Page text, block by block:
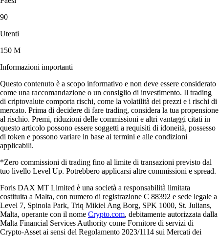
90
Utenti
150 M
Informazioni importanti
Questo contenuto è a scopo informativo e non deve essere considerato
come una raccomandazione o un consiglio di investimento. Il trading
di criptovalute comporta rischi, come la volatilità dei prezzi e i rischi di
mercato. Prima di decidere di fare trading, considera la tua propensione
al rischio. Premi, riduzioni delle commissioni e altri vantaggi citati in
questo articolo possono essere soggetti a requisiti di idoneità, possesso
di token e possono variare in base ai termini e alle condizioni
applicabili.
*Zero commissioni di trading fino al limite di transazioni previsto dal
tuo livello Level Up. Potrebbero applicarsi altre commissioni e spread.
Foris DAX MT Limited è una società a responsabilità limitata
costituita a Malta, con numero di registrazione C 88392 e sede legale a
Level 7, Spinola Park, Triq Mikiel Ang Borg, SPK 1000, St. Julians,
Malta, operante con il nome Crypto.com, debitamente autorizzata dalla
Malta Financial Services Authority come Fornitore di servizi di
Crypto-Asset ai sensi del Regolamento 2023/1114 sui Mercati dei